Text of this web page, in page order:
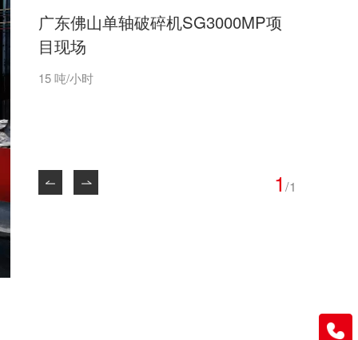
广东佛山单轴破碎机SG3000MP项
目现场
15 吨/小时
1/1